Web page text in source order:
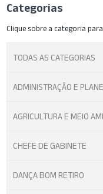
Categorias
Clique sobre a categoria
TODAS AS CATEGORIAS
ADMINISTRAÇÃO E
AGRICULTURA E MEIO
CHEFE DE GABINETE
DANÇA BOM RETIRO